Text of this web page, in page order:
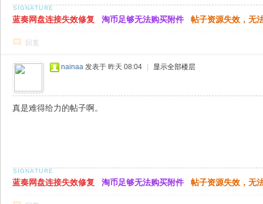
蓝奏网盘连接失效修复 淘币足够无法购买附件 帖子资源失效，无
回复
nainaa 发表于 昨天 08:04 显示全部楼层
真是难得给力的帖子啊。
蓝奏网盘连接失效修复 淘币足够无法购买附件 帖子资源失效，无